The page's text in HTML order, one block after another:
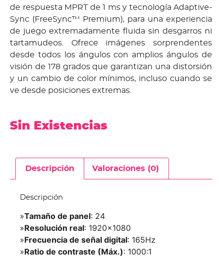
de respuesta MPRT de 1 ms y tecnología Adaptive-
Sync (FreeSync™ Premium), para una experiencia
de juego extremadamente fluida sin desgarros ni
tartamudeos. Ofrece imágenes sorprendentes
desde todos los ángulos con amplios ángulos de
visión de 178 grados que garantizan una distorsión
y un cambio de color mínimos, incluso cuando se
ve desde posiciones extremas.
Sin Existencias
Descripción Valoraciones (0)
Descripción
»Tamaño de panel: 24
»Resolución real: 1920×1080
»Frecuencia de señal digital: 165Hz
»Ratio de contraste (Máx.): 1000:1